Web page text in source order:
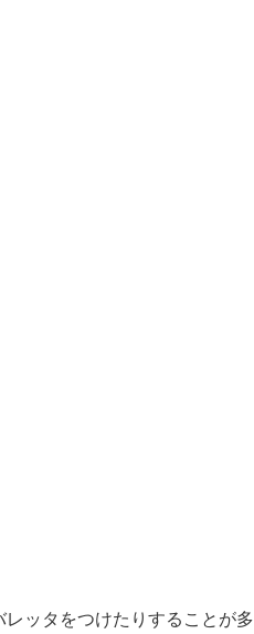
ッタをつけたりすることが多